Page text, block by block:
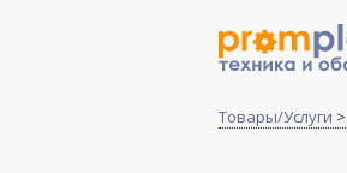
Товары/Услуги